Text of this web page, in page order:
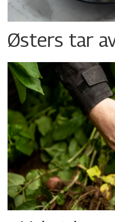
Østers tar